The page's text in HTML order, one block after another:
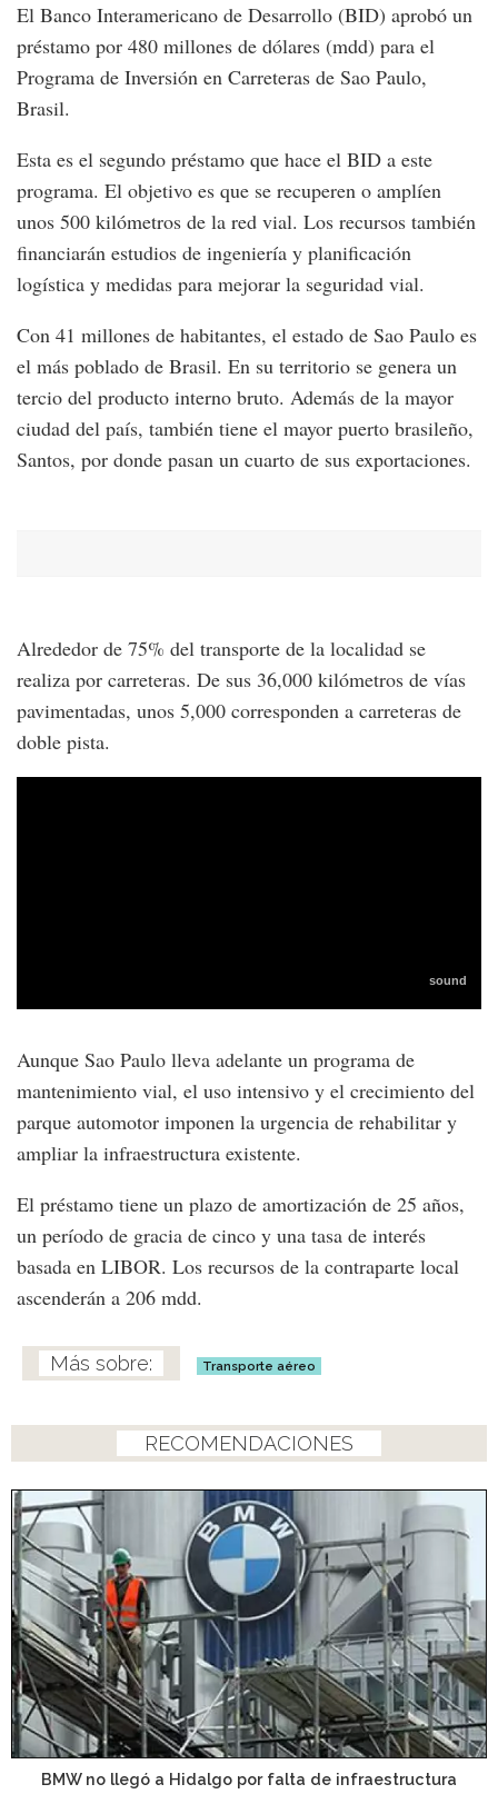
El Banco Interamericano de Desarrollo (BID) aprobó un
préstamo por 480 millones de dólares (mdd) para el
Programa de Inversión en Carreteras de Sao Paulo,
Brasil.
Esta es el segundo préstamo que hace el BID a este
programa. El objetivo es que se recuperen o amplíen
unos 500 kilómetros de la red vial. Los recursos también
financiarán estudios de ingeniería y planificación
logística y medidas para mejorar la seguridad vial.
Con 41 millones de habitantes, el estado de Sao Paulo es
el más poblado de Brasil. En su territorio se genera un
tercio del producto interno bruto. Además de la mayor
ciudad del país, también tiene el mayor puerto brasileño,
Santos, por donde pasan un cuarto de sus exportaciones.
Alrededor de 75% del transporte de la localidad se
realiza por carreteras. De sus 36,000 kilómetros de vías
pavimentadas, unos 5,000 corresponden a carreteras de
doble pista.
Aunque Sao Paulo lleva adelante un programa de
mantenimiento vial, el uso intensivo y el crecimiento del
parque automotor imponen la urgencia de rehabilitar y
ampliar la infraestructura existente.
El préstamo tiene un plazo de amortización de 25 años,
un período de gracia de cinco y una tasa de interés
basada en LIBOR. Los recursos de la contraparte local
ascenderán a 206 mdd.
Transporte aéreo
RECOMENDACIONES
BMW no llegó a Hidalgo por falta de infraestructura